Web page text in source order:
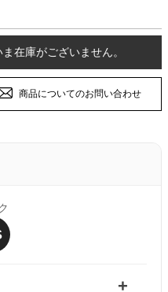
在庫がございません。
商品についてのお問い合わせ